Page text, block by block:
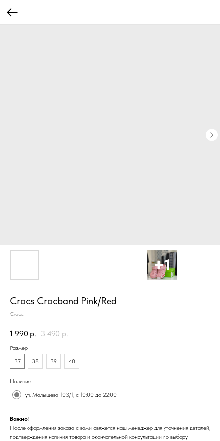
Crocs Crocband Pink/Red
Crocs
1 990 р. 3 490 р.
Размер
37
38 39 40
Наличие
ул. Малышева 103/1, с 10:00 до 22:00
Важно!
После оформления заказа с вами свяжется наш менеджер для уточнения деталей,
подтверждения наличия товара и окончательной консультации по выбору